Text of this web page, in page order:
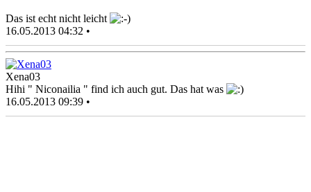
Das ist echt nicht leicht
16.05.2013 04:32 •
Xena03
Hihi " Niconailia " find ich auch gut. Das hat was
16.05.2013 09:39 •